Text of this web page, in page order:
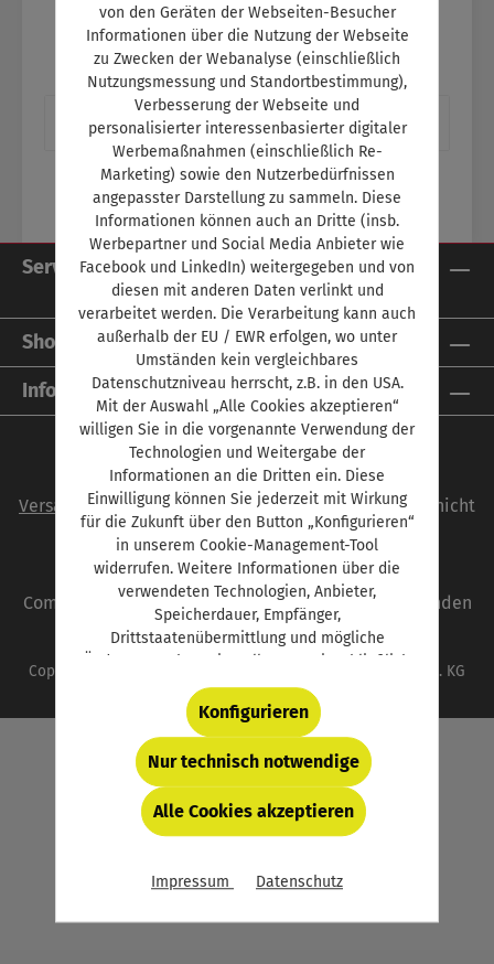
Beschreibung
Service-Hotline
Shop Service
Informationen
Alle Preise inkl. gesetzl. Mehrwertsteuer zzgl.
Versandkostenund ggf. Nachnahmegebühren, wenn nicht
anders angegeben.
autoFACHMANN ist eine Marke der Vogel
Communications Group. Unser gesamtes Angebot finden
Sie unterwww.vogel.de.
Copyright © 2026 Vogel Communications Group GmbH & Co. KG
von den Geräten der Webseiten-Besucher
Informationen über die Nutzung der Webseite
zu Zwecken der Webanalyse (einschließlich
Nutzungsmessung und Standortbestimmung),
Verbesserung der Webseite und
personalisierter interessenbasierter digitaler
Werbemaßnahmen (einschließlich Re-
Marketing) sowie den Nutzerbedürfnissen
angepasster Darstellung zu sammeln. Diese
Informationen können auch an Dritte (insb.
Werbepartner und Social Media Anbieter wie
Facebook und LinkedIn) weitergegeben und von
diesen mit anderen Daten verlinkt und
verarbeitet werden. Die Verarbeitung kann auch
außerhalb der EU / EWR erfolgen, wo unter
Umständen kein vergleichbares
Datenschutzniveau herrscht, z.B. in den USA.
Mit der Auswahl „Alle Cookies akzeptieren“
willigen Sie in die vorgenannte Verwendung der
Technologien und Weitergabe der
Informationen an die Dritten ein. Diese
Einwilligung können Sie jederzeit mit Wirkung
für die Zukunft über den Button „Konfigurieren“
in unserem Cookie-Management-Tool
widerrufen. Weitere Informationen über die
verwendeten Technologien, Anbieter,
Speicherdauer, Empfänger,
Drittstaatenübermittlung und mögliche
Änderungen Ihrer Einstellungen, einschließlich
für essentielle (d.h. technisch bzw. funktional
notwendige) Cookies, finden Sie in der unten
verlinkten Datenschutzerklärung und hinter
dem Button „Konfigurieren“.
Nur technisch notwendige
Konfigurieren
Alle Cookies akzeptieren
Impressum Datenschutz